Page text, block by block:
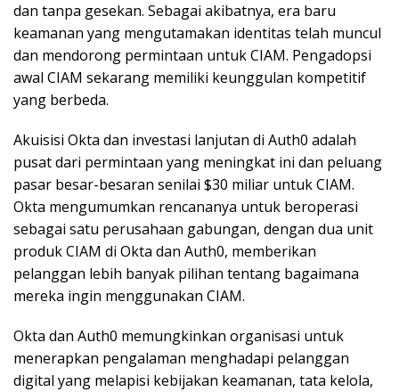
dan tanpa gesekan. Sebagai akibatnya, era baru
keamanan yang mengutamakan identitas telah muncul
dan mendorong permintaan untuk CIAM. Pengadopsi
awal CIAM sekarang memiliki keunggulan kompetitif
yang berbeda.
Akuisisi Okta dan investasi lanjutan di Auth0 adalah
pusat dari permintaan yang meningkat ini dan peluang
pasar besar-besaran senilai $30 miliar untuk CIAM.
Okta mengumumkan rencananya untuk beroperasi
sebagai satu perusahaan gabungan, dengan dua unit
produk CIAM di Okta dan Auth0, memberikan
pelanggan lebih banyak pilihan tentang bagaimana
mereka ingin menggunakan CIAM.
Okta dan Auth0 memungkinkan organisasi untuk
menerapkan pengalaman menghadapi pelanggan
digital yang melapisi kebijakan keamanan, tata kelola,